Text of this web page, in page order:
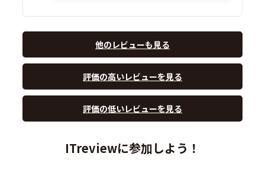
他のレビューも見る
評価の高いレビューを見る
評価の低いレビューを見る
ITreviewに参加しよう！